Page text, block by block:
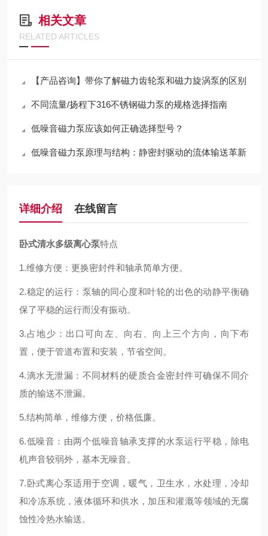
相关文章
RELATED ARTICLES
【产品咨询】带你了解磁力齿轮泵和磁力旋涡泵的区别
不同流量/扬程下316不锈钢磁力泵的规格选择指南
低噪音磁力泵应该如何正确选择型号？
低噪音磁力泵原理与结构：静密封驱动的流体输送革新
详细介绍 在线留言
卧式清水多级离心泵特点
1.维修方便：更换密封件和轴承简单方便。
2.稳定的运行：泵轴的同心度和叶轮的出色的动静平衡确
保了平稳的运行而没有振动。
3.占地少：出口可向左、向右、向上三个方向，向下布
置，便于管道布置和安装，节省空间。
4.滴水无泄漏：不同材料的硬质合金密封件可确保不同介
质的输送不泄漏。
5.结构简单，维修方便，价格低廉。
6.低噪音：由两个低噪音轴承支撑的水泵运行平稳，除电
机声音较弱外，基本无噪音。
7.卧式离心泵适用于空调，暖气，卫生水，水处理，冷却
和冷冻系统，液体循环和供水，加压和灌溉等领域的无腐
蚀性冷热水输送。